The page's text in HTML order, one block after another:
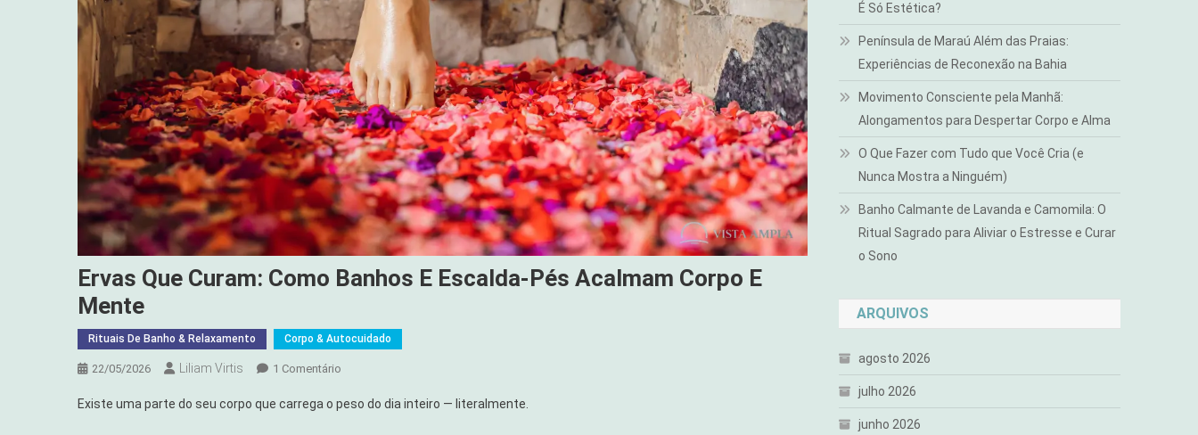
Ervas Que Curam: Como Banhos E Escalda-Pés Acalmam Corpo E
Mente
Rituais De Banho & Relaxamento Corpo & Autocuidado
22/05/2026 Liliam Virtis 1 Comentário
Que
Existe uma parte do seu corpo que carrega o peso do dia inteiro — literalmente.
É Só Estética?
Península de Maraú Além das Praias:
Experiências de Reconexão na Bahia
Movimento Consciente pela Manhã:
Alongamentos para Despertar Corpo e Alma
O Que Fazer com Tudo que Você Cria (e
Nunca Mostra a Ninguém)
Banho Calmante de Lavanda e Camomila: O
Ritual Sagrado para Aliviar o Estresse e Curar
o Sono
ARQUIVOS
agosto 2026
julho 2026
junho 2026